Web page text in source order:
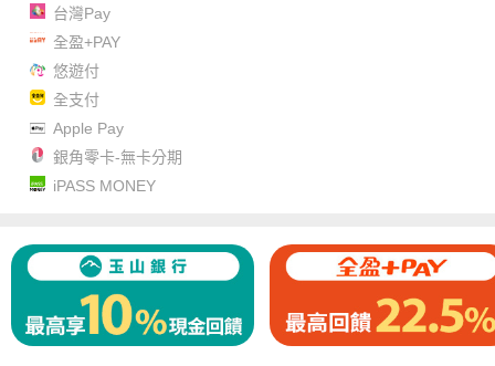
台灣Pay
全盈+PAY
悠遊付
全支付
Apple Pay
銀角零卡-無卡分期
iPASS MONEY